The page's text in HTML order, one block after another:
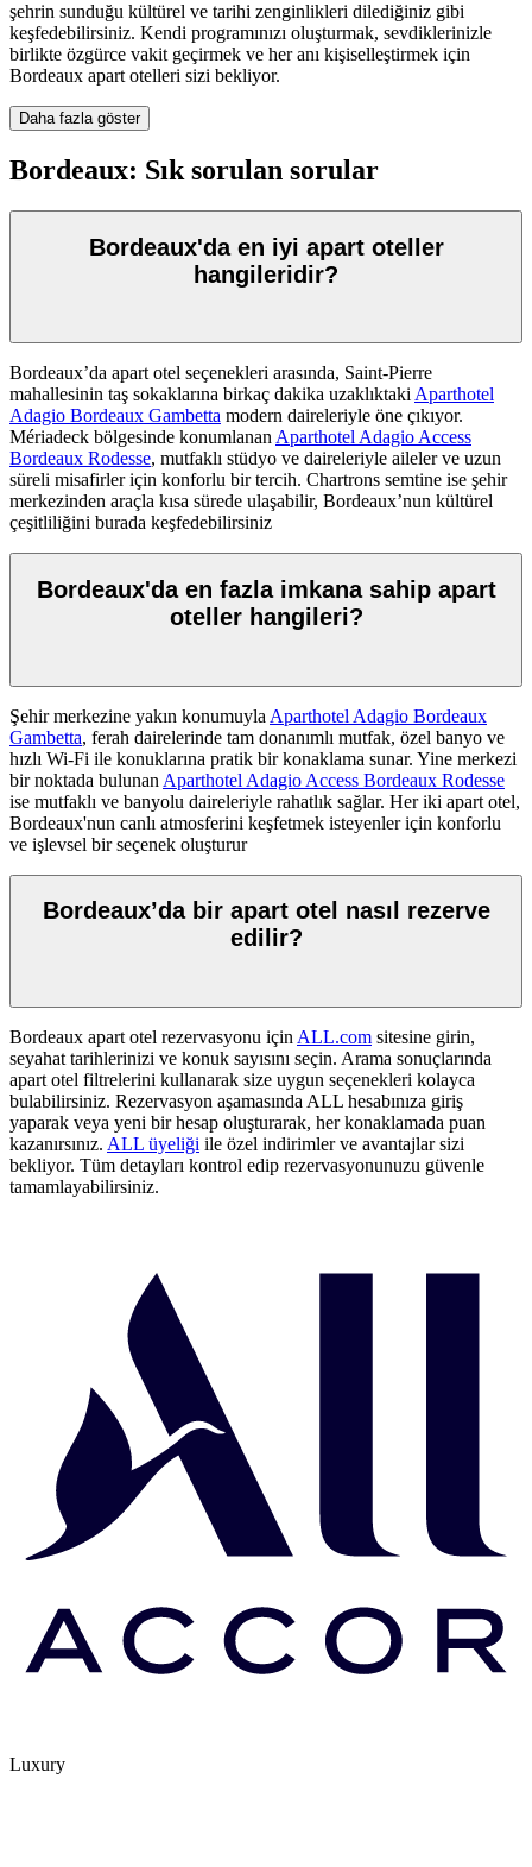
şehrin sunduğu kültürel ve tarihi zenginlikleri dilediğiniz gibi
keşfedebilirsiniz. Kendi programınızı oluşturmak, sevdiklerinizle
birlikte özgürce vakit geçirmek ve her anı kişiselleştirmek için
Bordeaux apart otelleri sizi bekliyor.
Daha fazla göster
Bordeaux: Sık sorulan sorular
Bordeaux'da en iyi apart oteller
hangileridir?
Bordeaux’da apart otel seçenekleri arasında, Saint-Pierre
mahallesinin taş sokaklarına birkaç dakika uzaklıktaki Aparthotel
Adagio Bordeaux Gambetta modern daireleriyle öne çıkıyor.
Mériadeck bölgesinde konumlanan Aparthotel Adagio Access
Bordeaux Rodesse, mutfaklı stüdyo ve daireleriyle aileler ve uzun
süreli misafirler için konforlu bir tercih. Chartrons semtine ise şehir
merkezinden araçla kısa sürede ulaşabilir, Bordeaux’nun kültürel
çeşitliliğini burada keşfedebilirsiniz
Bordeaux'da en fazla imkana sahip apart
oteller hangileri?
Şehir merkezine yakın konumuyla Aparthotel Adagio Bordeaux
Gambetta, ferah dairelerinde tam donanımlı mutfak, özel banyo ve
hızlı Wi-Fi ile konuklarına pratik bir konaklama sunar. Yine merkezi
bir noktada bulunan Aparthotel Adagio Access Bordeaux Rodesse
ise mutfaklı ve banyolu daireleriyle rahatlık sağlar. Her iki apart otel,
Bordeaux'nun canlı atmosferini keşfetmek isteyenler için konforlu
ve işlevsel bir seçenek oluşturur
Bordeaux’da bir apart otel nasıl rezerve
edilir?
Bordeaux apart otel rezervasyonu için ALL.com sitesine girin,
seyahat tarihlerinizi ve konuk sayısını seçin. Arama sonuçlarında
apart otel filtrelerini kullanarak size uygun seçenekleri kolayca
bulabilirsiniz. Rezervasyon aşamasında ALL hesabınıza giriş
yaparak veya yeni bir hesap oluşturarak, her konaklamada puan
kazanırsınız. ALL üyeliği ile özel indirimler ve avantajlar sizi
bekliyor. Tüm detayları kontrol edip rezervasyonunuzu güvenle
tamamlayabilirsiniz.
Luxury